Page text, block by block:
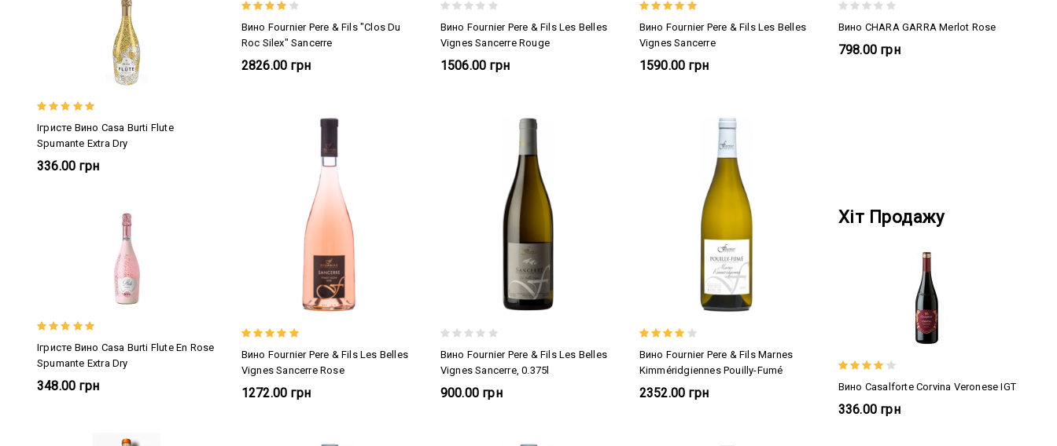
Ігристе Вино Casa Burti Flute
Spumante Extra Dry
336.00 грн
Ігристе Вино Casa Burti Flute En Rose
Spumante Extra Dry
348.00 грн
Вино Fournier Pere & Fils "Clos Du
Roc Silex" Sancerre
2826.00 грн
Вино Fournier Pere & Fils Les Belles
Vignes Sancerre Rouge
1506.00 грн
Вино Fournier Pere & Fils Les Belles
Vignes Sancerre
1590.00 грн
Вино Fournier Pere & Fils Les Belles
Vignes Sancerre Rose
1272.00 грн
Вино Fournier Pere & Fils Les Belles
Vignes Sancerre, 0.375l
900.00 грн
Вино Fournier Pere & Fils Marnes
Kimméridgiennes Pouilly-Fumé
2352.00 грн
Вино CHARA GARRA Merlot Rose
798.00 грн
Хіт Продажу
Вино Casalforte Corvina Veronese IGT
336.00 грн